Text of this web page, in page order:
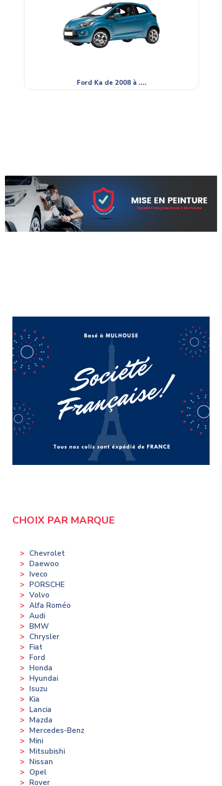
CHOIX PAR MARQUE
Chevrolet
Daewoo
Iveco
PORSCHE
Volvo
Alfa Roméo
Audi
BMW
Chrysler
Fiat
Ford
Honda
Hyundai
Isuzu
Kia
Lancia
Mazda
Mercedes-Benz
Mini
Mitsubishi
Nissan
Opel
Rover
Ford Ka de 2008 à ....